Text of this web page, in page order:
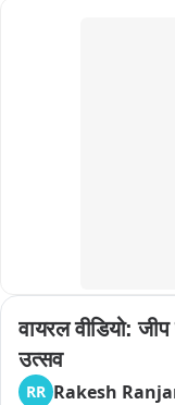
वायरल वीडियो:
उत्सव
RR Rakesh